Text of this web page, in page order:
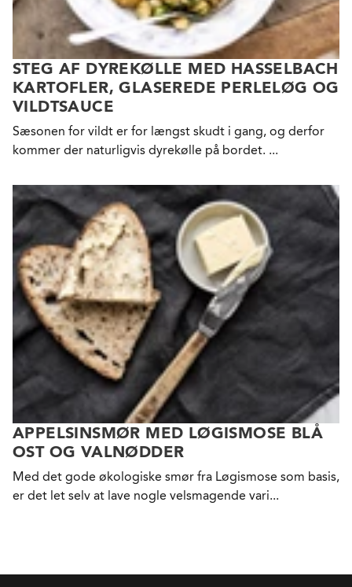
STEG AF DYREKØLLE MED HASSELBACH
KARTOFLER, GLASEREDE PERLELØG OG
VILDTSAUCE
Sæsonen for vildt er for længst skudt i gang, og derfor
kommer der naturligvis dyrekølle på bordet. ...
APPELSINSMØR MED LØGISMOSE BLÅ
OST OG VALNØDDER
Med det gode økologiske smør fra Løgismose som basis,
er det let selv at lave nogle velsmagende vari...